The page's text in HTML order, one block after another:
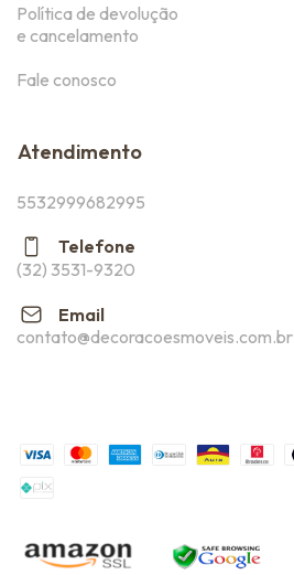
Política de devolução
e cancelamento
Fale conosco
Atendimento
5532999682995
Telefone
(32) 3531-9320
Email
contato@decoracoesmoveis.com.br